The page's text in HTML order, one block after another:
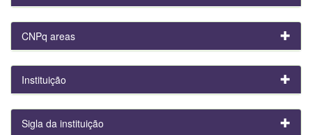
CNPq areas
Instituição
Sigla da instituição